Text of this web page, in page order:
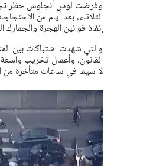
وفرضت لوس أنجلوس حظر
الثلاثاء، بعد أيام من
إنفاذ قوانين الهجرة والجمارك
والتي شهدت اشتباكات بين
القانون، وأعمال تخريب
لا سيما في ساعات متأخرة من